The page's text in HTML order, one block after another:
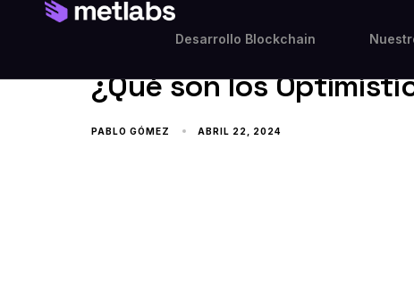
Desarrollo Blockchain
¿Qué son los
PABLO GÓMEZ ABRIL 22, 2024